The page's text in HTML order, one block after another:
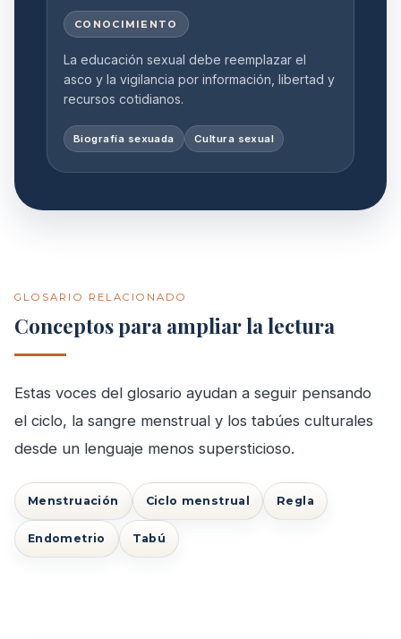
CONOCIMIENTO
La educación sexual debe reemplazar el
asco y la vigilancia por información, libertad y
recursos cotidianos.
Biografía sexuada Cultura sexual
GLOSARIO RELACIONADO
Conceptos para ampliar la lectura
Estas voces del glosario ayudan a seguir pensando
el ciclo, la sangre menstrual y los tabúes culturales
desde un lenguaje menos supersticioso.
Menstruación Ciclo menstrual Regla
Endometrio Tabú